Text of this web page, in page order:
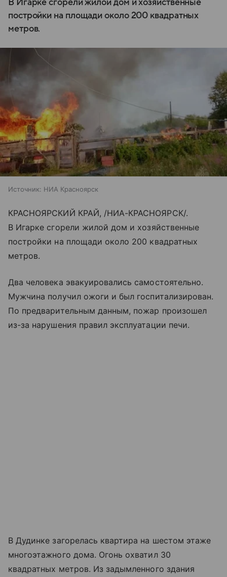
В Игарке сгорели жилой дом и хозяйственные
постройки на площади около 200 квадратных
метров.
Источник: НИА Красноярск
КРАСНОЯРСКИЙ КРАЙ, /НИА-КРАСНОЯРСК/.
В Игарке сгорели жилой дом и хозяйственные
постройки на площади около 200 квадратных
метров.
Два человека эвакуировались самостоятельно.
Мужчина получил ожоги и был госпитализирован.
По предварительным данным, пожар произошел
из-за нарушения правил эксплуатации печи.
В Дудинке загорелась квартира на шестом этаже
многоэтажного дома. Огонь охватил 30
квадратных метров. Из задымленного здания